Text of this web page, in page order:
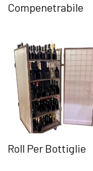
Compenetrabile
Roll Per Bottiglie